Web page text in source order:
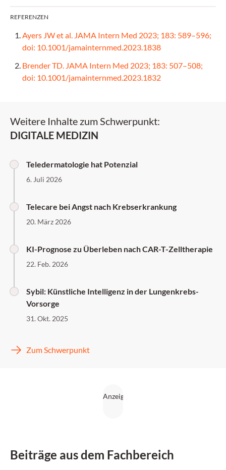
REFERENZEN
Ayers JW et al. JAMA Intern Med 2023; 183: 589–596;
doi: 10.1001/jamainternmed.2023.1838
Brender TD. JAMA Intern Med 2023; 183: 507–508;
doi: 10.1001/jamainternmed.2023.1832
Weitere Inhalte zum Schwerpunkt:
DIGITALE MEDIZIN
Teledermatologie hat Potenzial
6. Juli 2026
Telecare bei Angst nach Krebserkrankung
20. März 2026
KI-Prognose zu Überleben nach CAR-T-Zelltherapie
22. Feb. 2026
Sybil: Künstliche Intelligenz in der Lungenkrebs-
Vorsorge
31. Okt. 2025
Zum Schwerpunkt
Beiträge aus dem Fachbereich